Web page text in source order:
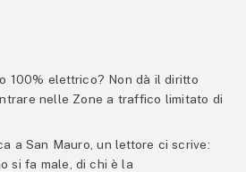
100% elettrico? Non dà il diritto
nelle Zone a traffico limitato di
a San Mauro, un lettore ci scrive:
si fa male, di chi è la